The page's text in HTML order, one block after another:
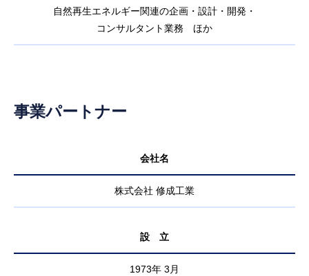
自然再生エネルギー関連の企画・設計・開発・
コンサルタント業務 ほか
事業パートナー
会社名
株式会社 修成工業
設 立
1973年 3月